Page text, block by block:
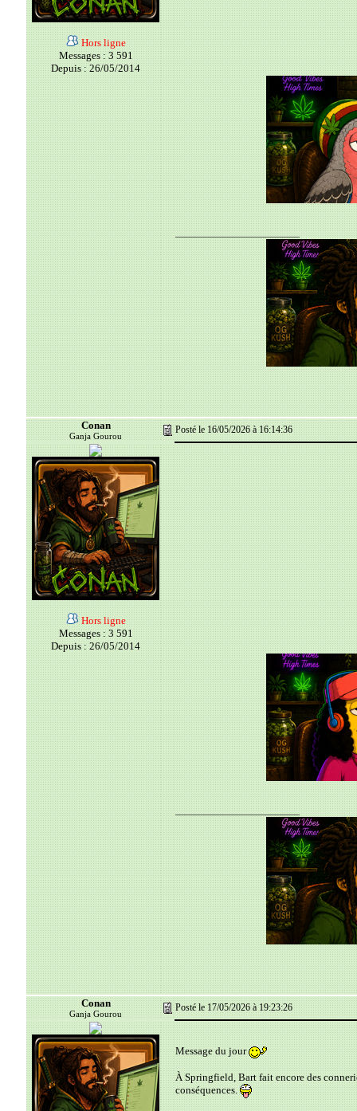
Hors ligne
Messages : 3 591
Depuis : 26/05/2014
__________________________
Conan
Ganja Gourou
Posté le 16/05/2026 à 16:14:36
Hors ligne
Messages : 3 591
Depuis : 26/05/2014
__________________________
Conan
Ganja Gourou
Posté le 17/05/2026 à 19:23:26
Message du jour
À Springfield, Bart fait encore des
conséquences.